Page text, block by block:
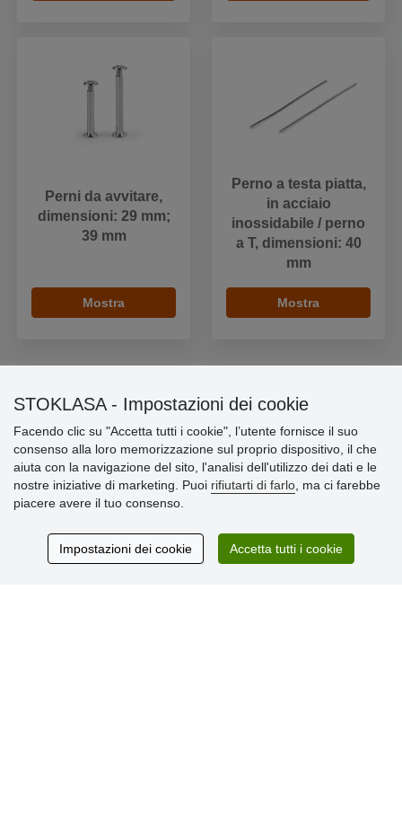
Perni da avvitare,
dimensioni: 29 mm;
39 mm
Mostra
Perno a testa piatta,
in acciaio
inossidabile / perno
a T, dimensioni: 40
mm
Mostra
» Impostazioni dei cookie
» Termini & Condizioni
» Informativa sulla Privacy
» Consegna e pagamento
» Programma fedeltà
STOKLASA - Impostazioni dei cookie
Facendo clic su "Accetta tutti i cookie", l’utente fornisce il suo
consenso alla loro memorizzazione sul proprio dispositivo, il che
aiuta con la navigazione del sito, l'analisi dell'utilizzo dei dati e le
nostre iniziative di marketing. Puoi rifiutarti di farlo , ma ci farebbe
piacere avere il tuo consenso.
Impostazioni dei cookie Accetta tutti i cookie